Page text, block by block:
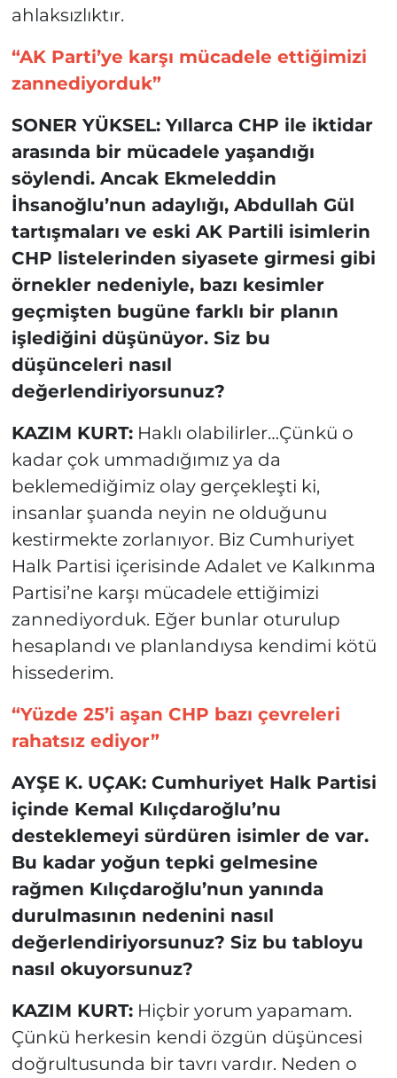
ahlaksızlıktır.
“AK Parti’ye karşı mücadele ettiğimizi
zannediyorduk”
SONER YÜKSEL: Yıllarca CHP ile iktidar
arasında bir mücadele yaşandığı
söylendi. Ancak Ekmeleddin
İhsanoğlu’nun adaylığı, Abdullah Gül
tartışmaları ve eski AK Partili isimlerin
CHP listelerinden siyasete girmesi gibi
örnekler nedeniyle, bazı kesimler
geçmişten bugüne farklı bir planın
işlediğini düşünüyor. Siz bu
düşünceleri nasıl
değerlendiriyorsunuz?
KAZIM KURT:Haklı olabilirler…Çünkü o
kadar çok ummadığımız ya da
beklemediğimiz olay gerçekleşti ki,
insanlar şuanda neyin ne olduğunu
kestirmekte zorlanıyor. Biz Cumhuriyet
Halk Partisi içerisinde Adalet ve Kalkınma
Partisi’ne karşı mücadele ettiğimizi
zannediyorduk. Eğer bunlar oturulup
hesaplandı ve planlandıysa kendimi kötü
hissederim.
“Yüzde 25’i aşan CHP bazı çevreleri
rahatsız ediyor”
AYŞE K. UÇAK: Cumhuriyet Halk Partisi
içinde Kemal Kılıçdaroğlu’nu
desteklemeyi sürdüren isimler de var.
Bu kadar yoğun tepki gelmesine
rağmen Kılıçdaroğlu’nun yanında
durulmasının nedenini nasıl
değerlendiriyorsunuz? Siz bu tabloyu
nasıl okuyorsunuz?
KAZIM KURT:Hiçbir yorum yapamam.
Çünkü herkesin kendi özgün düşüncesi
doğrultusunda bir tavrı vardır. Neden o